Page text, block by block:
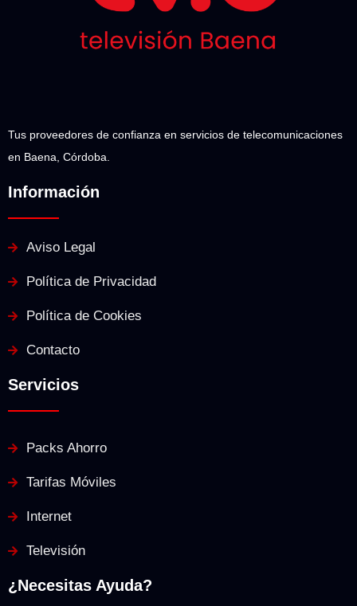
Tus proveedores de confianza en servicios de telecomunicaciones
en Baena, Córdoba.
Información
Aviso Legal
Política de Privacidad
Política de Cookies
Contacto
Servicios
Packs Ahorro
Tarifas Móviles
Internet
Televisión
¿Necesitas Ayuda?